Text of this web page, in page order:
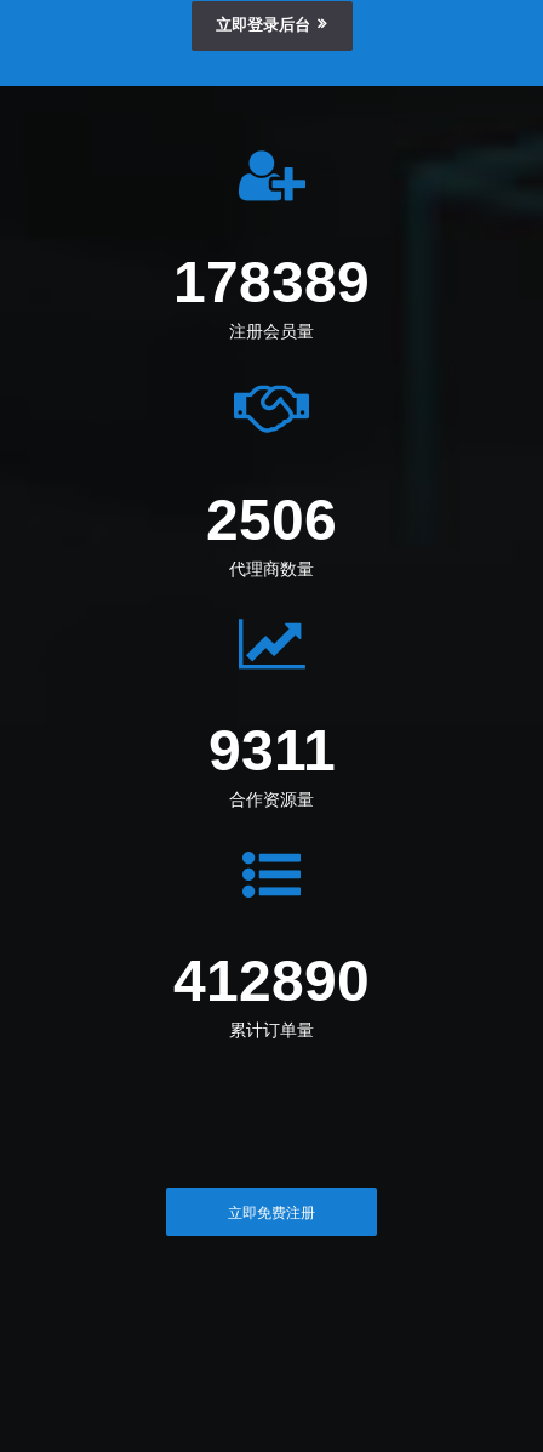
立即登录后台
205833
注册会员量
2891
代理商数量
10744
合作资源量
481705
累计订单量
立即免费注册